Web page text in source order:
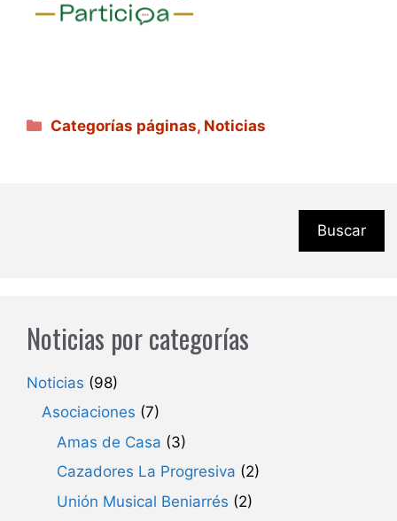
Categorías
Categorías páginas, Noticias
Buscar
Noticias por categorías
Noticias (98)
Asociaciones (7)
Amas de Casa (3)
Cazadores La Progresiva (2)
Unión Musical Beniarrés (2)